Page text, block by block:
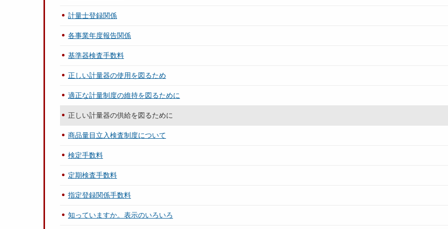
計量士登録関係
各事業年度報告関係
基準器検査手数料
正しい計量器の使用を図るため
適正な計量制度の維持を図るために
正しい計量器の供給を図るために
商品量目立入検査制度について
検定手数料
定期検査手数料
指定登録関係手数料
知っていますか。表示のいろいろ